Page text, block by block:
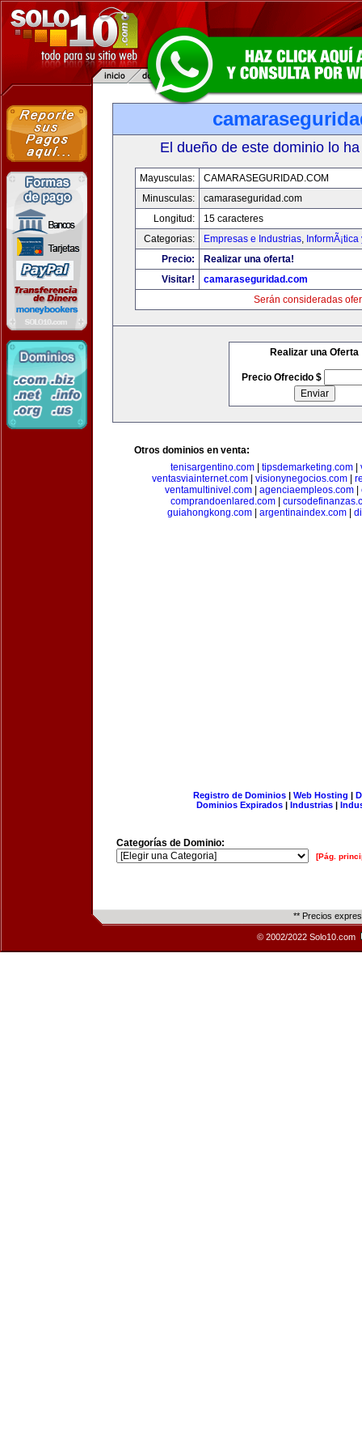
El dueño de este dominio lo
Mayusculas:
CAMARASEGURIDAD.COM
Minusculas:
camaraseguridad.com
Longitud:
15 caracteres
Categorias:
Empresas e Industrias,
Precio:
Realizar una oferta!
Visitar!
camaraseguridad.com
Serán consideradas
Realizar una Oferta
Precio Ofrecido $
Otros dominios en venta:
tenisargentino.com
tipsdemarketing.com
ventasviainternet.com
visionynegocios.com
ventamultinivel.com| agenciaempleos.com|
comprandoenlared.com|
guiahongkong.com| argentinaindex.com|
Registro de Dominios| Web Hosting |
Dominios Expirados | Industrias |
Categorías de Dominio:
[Pág.
** Precios
© 2002/2022 Solo10.com